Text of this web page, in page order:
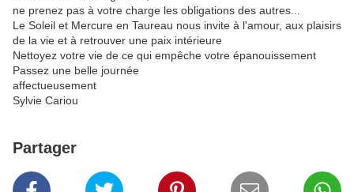
ne prenez pas à votre charge les obligations des autres...
Le Soleil et Mercure en Taureau nous invite à l'amour, aux plaisirs
de la vie et à retrouver une paix intérieure
Nettoyez votre vie de ce qui empêche votre épanouissement
Passez une belle journée
affectueusement
Sylvie Cariou​
Partager